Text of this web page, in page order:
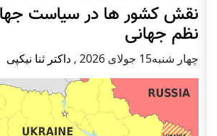
نقش کشور ها در سیاست
نظم جهانی
چهار شنبه15 جولای 2026 , داکتر ثنا نیکپی